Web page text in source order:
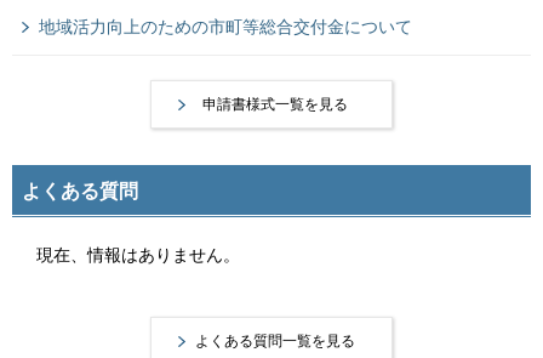
地域活力向上のための市町等総合交付金について
申請書様式一覧を見る
よくある質問
現在、情報はありません。
よくある質問一覧を見る